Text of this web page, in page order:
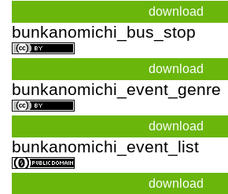
download
bunkanomichi_bus_stop
download
bunkanomichi_event_genre
download
bunkanomichi_event_list
download